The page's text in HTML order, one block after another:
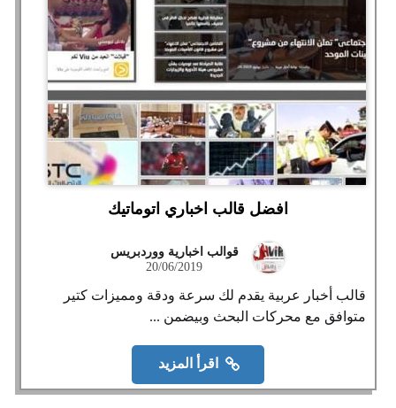
افضل قالب اخباري اتوماتيك
قوالب اخبارية ووردبريس
20/06/2019
قالب أخبار عربية يقدم لك سرعة ودقة ومميزات كتير
متوافق مع محركات البحث وبيضمن ...
اقرأ المزيد